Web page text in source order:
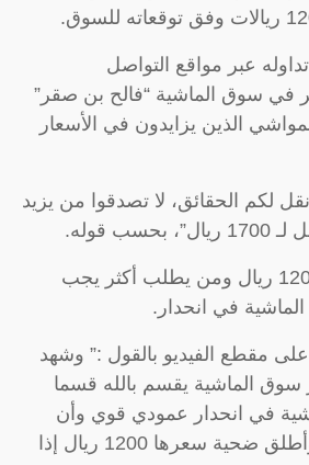
عبر مواقع التواصل
في سوق الماشية “فالح بن صقر”
الذين يزايدون في الأسعار
لكم الحقائق، لا تصدقوا من يزيد
قوله.
وأكد أنها لن تتجاوز 1200 ريال ومن يطلب أكثر يجب
في انحدار.
مقطع الفيديو بالقول :” وشهد
سوق الماشية يقسم بالله قسما
في انحدار عمودي قوي وأن
المسألة مسألة أيام وأطلق ضحية سعرها 1200 ريال إذا